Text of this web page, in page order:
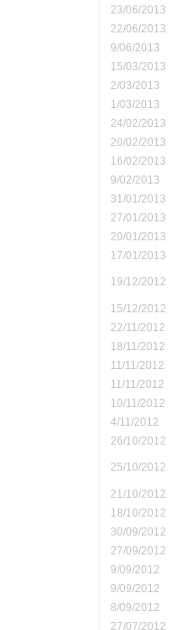
23/06/2013
22/06/2013
9/06/2013
15/03/2013
2/03/2013
1/03/2013
24/02/2013
20/02/2013
16/02/2013
9/02/2013
31/01/2013
27/01/2013
20/01/2013
17/01/2013
19/12/2012
15/12/2012
22/11/2012
18/11/2012
11/11/2012
11/11/2012
10/11/2012
4/11/2012
26/10/2012
25/10/2012
21/10/2012
18/10/2012
30/09/2012
27/09/2012
9/09/2012
9/09/2012
8/09/2012
27/07/2012